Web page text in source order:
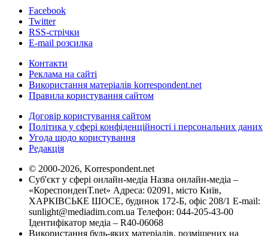
Facebook
Twitter
RSS-стрічки
E-mail розсилка
Контакти
Реклама на сайті
Використання матеріалів korrespondent.net
Правила користування сайтом
Договір користування сайтом
Політика у сфері конфіденційності і персональних даних
Угода щодо користування
Редакція
© 2000-2026, Korrespondent.net
Суб'єкт у сфері онлайн-медіа Назва онлайн-медіа –
«КореспонденТ.net» Адреса: 02091, місто Київ,
ХАРКІВСЬКЕ ШОСЕ, будинок 172-Б, офіс 208/1 E-mail:
sunlight@mediadim.com.ua Телефон: 044-205-43-00
Ідентифікатор медіа – R40-06068
Використання будь-яких матеріалів, розміщених на